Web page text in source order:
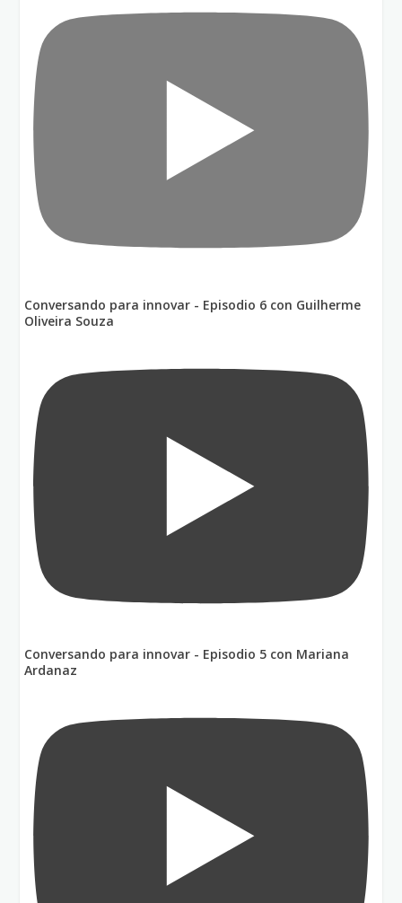
Conversando para innovar - Episodio 6 con Guilherme
Oliveira Souza
Conversando para innovar - Episodio 5 con Mariana
Ardanaz